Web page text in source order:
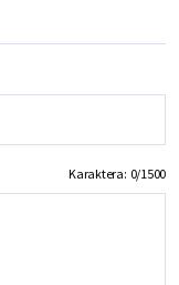
Karaktera: 0/1500